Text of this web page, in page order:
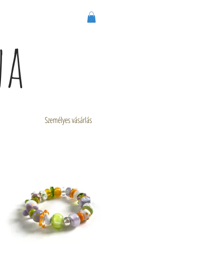
Személyes vásárlás